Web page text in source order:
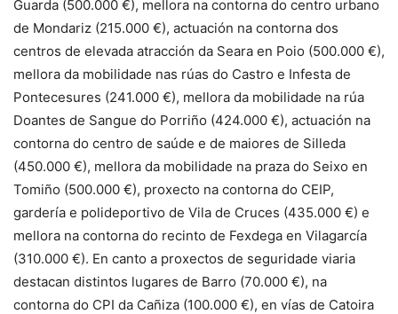
Guarda (500.000 €), mellora na contorna do centro urbano
de Mondariz (215.000 €), actuación na contorna dos
centros de elevada atracción da Seara en Poio (500.000 €),
mellora da mobilidade nas rúas do Castro e Infesta de
Pontecesures (241.000 €), mellora da mobilidade na rúa
Doantes de Sangue do Porriño (424.000 €), actuación na
contorna do centro de saúde e de maiores de Silleda
(450.000 €), mellora da mobilidade na praza do Seixo en
Tomiño (500.000 €), proxecto na contorna do CEIP,
gardería e polideportivo de Vila de Cruces (435.000 €) e
mellora na contorna do recinto de Fexdega en Vilagarcía
(310.000 €). En canto a proxectos de seguridade viaria
destacan distintos lugares de Barro (70.000 €), na
contorna do CPI da Cañiza (100.000 €), en vías de Catoira